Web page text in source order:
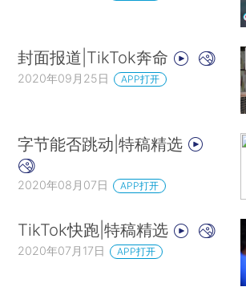
封面报道|TikTok奔命
2020年09月25日 APP打开
字节能否跳动|特稿精选
2020年08月07日 APP打开
TikTok快跑|特稿精选
2020年07月17日 APP打开